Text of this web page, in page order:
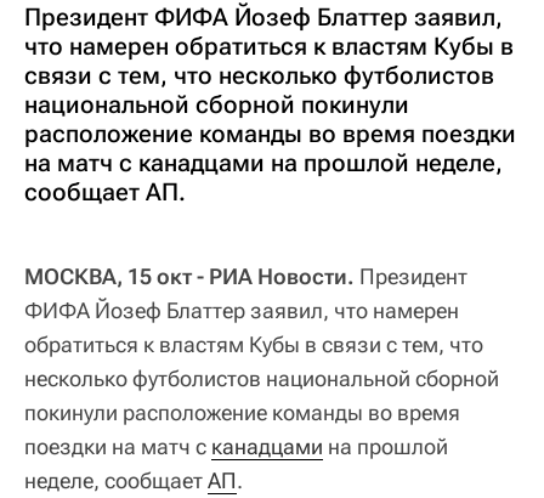
Президент ФИФА Йозеф Блаттер заявил,
что намерен обратиться к властям Кубы в
связи с тем, что несколько футболистов
национальной сборной покинули
расположение команды во время поездки
на матч с канадцами на прошлой неделе,
сообщает АП.
МОСКВА, 15 окт - РИА Новости. Президент
ФИФА Йозеф Блаттер заявил, что намерен
обратиться к властям Кубы в связи с тем, что
несколько футболистов национальной сборной
покинули расположение команды во время
поездки на матч с канадцами на прошлой
неделе, сообщаетАП.